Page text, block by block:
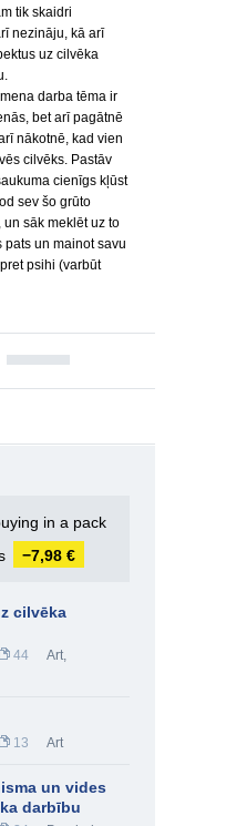
tik skaidri
nezināju, kā arī
uz cilvēka
darba tēma ir
bet arī pagātnē
nākotnē, kad vien
cilvēks. Pastāv
cienīgs kļūst
sev šo grūto
sāk meklēt uz to
un mainot savu
psihi (varbūt
in a pack
−7,98 €
cilvēka
44 Art,
13 Art
un vides
darbību